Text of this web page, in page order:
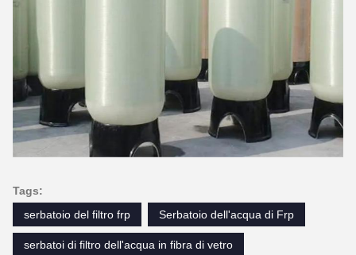
Tags:
serbatoio del filtro frp
Serbatoio dell'acqua di Frp
serbatoi di filtro dell'acqua in fibra di vetro